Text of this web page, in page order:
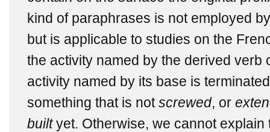
kind of paraphrases is not employed
but is applicable to studies on the
the activity named by the derived verb
activity named by its base is
something that is not screwed, or
built yet. Otherwise, we cannot